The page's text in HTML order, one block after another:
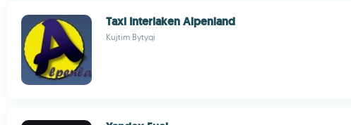
Taxi Interlaken Alpenland
Kujtim Bytyqi